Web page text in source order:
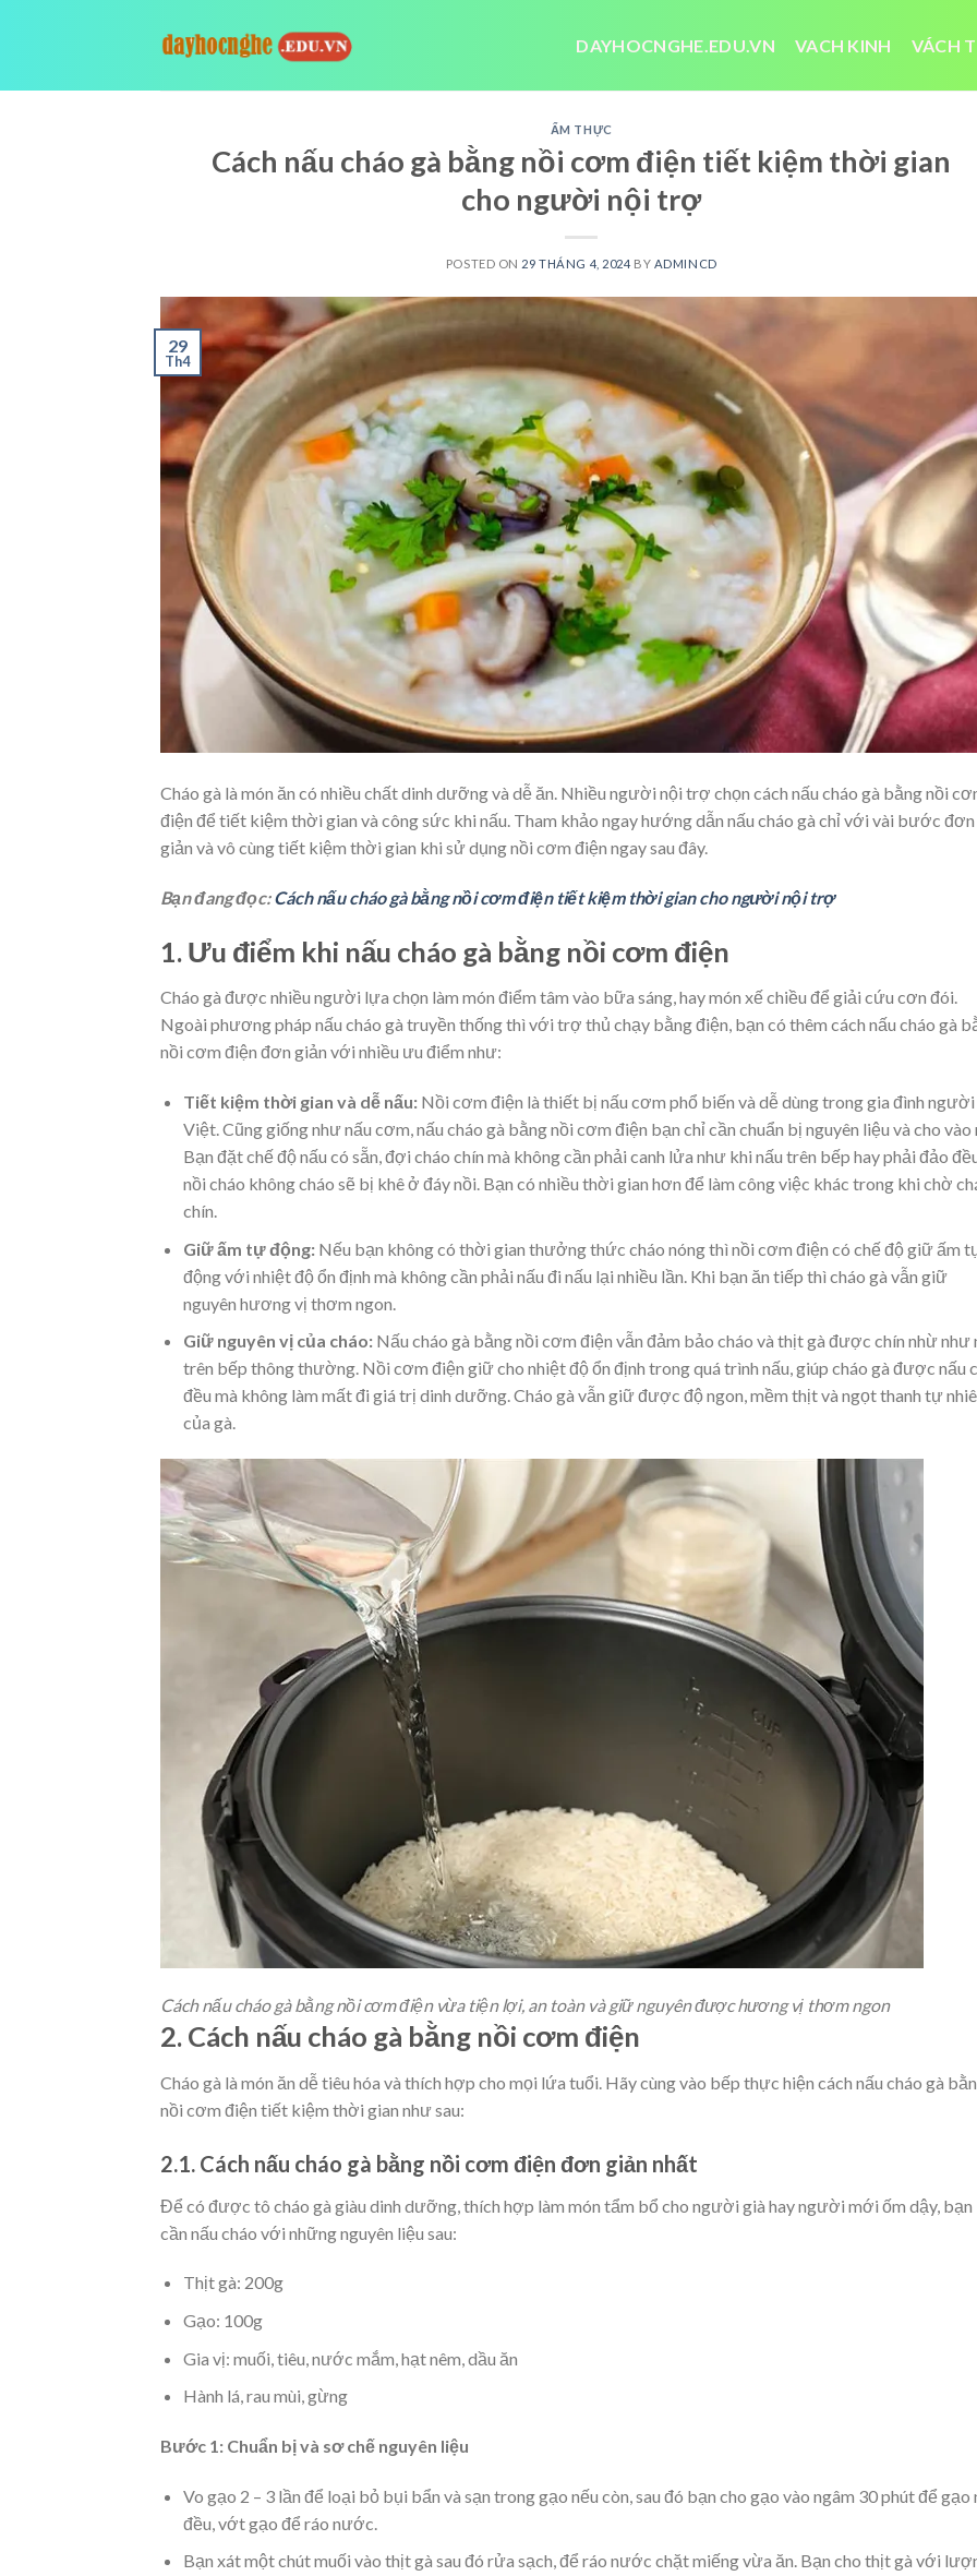
DAYHOCNGHE.EDU.VN VACH KINH VÁCH
ẨM THỰC
Cách nấu cháo gà bằng nồi cơm điện tiết kiệm thời gian
cho người nội trợ
POSTED ON 29 THÁNG 4, 2024 BY ADMINCD
29
Th4
Cháo gà là món ăn có nhiều chất dinh dưỡng và dễ ăn. Nhiều người nội trợ chọn cách nấu cháo gà bằng nồi
điện để tiết kiệm thời gian và công sức khi nấu. Tham khảo ngay hướng dẫn nấu cháo gà chỉ với vài bước đơn
giản và vô cùng tiết kiệm thời gian khi sử dụng nồi cơm điện ngay sau đây.
Bạn đang đọc:Cách nấu cháo gà bằng nồi cơm điện tiết kiệm thời gian cho người nội trợ
1. Ưu điểm khi nấu cháo gà bằng nồi cơm điện
Cháo gà được nhiều người lựa chọn làm món điểm tâm vào bữa sáng, hay món xế chiều để giải cứu cơn đói.
Ngoài phương pháp nấu cháo gà truyền thống thì với trợ thủ chạy bằng điện, bạn có thêm cách nấu cháo gà
nồi cơm điện đơn giản với nhiều ưu điểm như:
Tiết kiệm thời gian và dễ nấu: Nồi cơm điện là thiết bị nấu cơm phổ biến và dễ dùng trong gia đình người
Việt. Cũng giống như nấu cơm, nấu cháo gà bằng nồi cơm điện bạn chỉ cần chuẩn bị nguyên liệu và cho vào
Bạn đặt chế độ nấu có sẵn, đợi cháo chín mà không cần phải canh lửa như khi nấu trên bếp hay phải đảo
nồi cháo không cháo sẽ bị khê ở đáy nồi. Bạn có nhiều thời gian hơn để làm công việc khác trong khi chờ
chín.
Giữ ấm tự động: Nếu bạn không có thời gian thưởng thức cháo nóng thì nồi cơm điện có chế độ giữ ấm
động với nhiệt độ ổn định mà không cần phải nấu đi nấu lại nhiều lần. Khi bạn ăn tiếp thì cháo gà vẫn giữ
nguyên hương vị thơm ngon.
Giữ nguyên vị của cháo: Nấu cháo gà bằng nồi cơm điện vẫn đảm bảo cháo và thịt gà được chín nhừ như
trên bếp thông thường. Nồi cơm điện giữ cho nhiệt độ ổn định trong quá trình nấu, giúp cháo gà được nấu
đều mà không làm mất đi giá trị dinh dưỡng. Cháo gà vẫn giữ được độ ngon, mềm thịt và ngọt thanh tự
của gà.
Cách nấu cháo gà bằng nồi cơm điện vừa tiện lợi, an toàn và giữ nguyên được hương vị thơm ngon
2. Cách nấu cháo gà bằng nồi cơm điện
Cháo gà là món ăn dễ tiêu hóa và thích hợp cho mọi lứa tuổi. Hãy cùng vào bếp thực hiện cách nấu cháo gà
nồi cơm điện tiết kiệm thời gian như sau:
2.1. Cách nấu cháo gà bằng nồi cơm điện đơn giản nhất
Để có được tô cháo gà giàu dinh dưỡng, thích hợp làm món tẩm bổ cho người già hay người mới ốm dậy, bạn
cần nấu cháo với những nguyên liệu sau:
Thịt gà: 200g
Gạo: 100g
Gia vị: muối, tiêu, nước mắm, hạt nêm, dầu ăn
Hành lá, rau mùi, gừng
Bước 1: Chuẩn bị và sơ chế nguyên liệu
Vo gạo 2 – 3 lần để loại bỏ bụi bẩn và sạn trong gạo nếu còn, sau đó bạn cho gạo vào ngâm 30 phút để gạo
đều, vớt gạo để ráo nước.
Bạn xát một chút muối vào thịt gà sau đó rửa sạch, để ráo nước chặt miếng vừa ăn. Bạn cho thịt gà với